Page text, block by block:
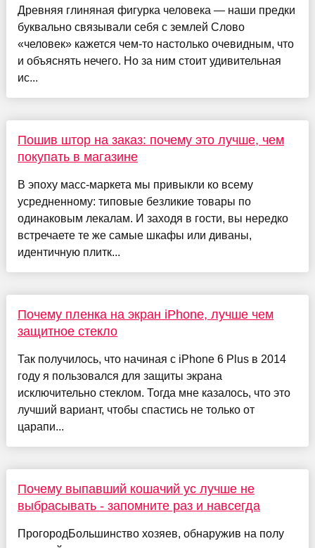
Древняя глиняная фигурка человека — наши предки
буквально связывали себя с землей Слово
«человек» кажется чем-то настолько очевидным, что
и объяснять нечего. Но за ним стоит удивительная
ис...
Пошив штор на заказ: почему это лучше, чем
покупать в магазине
В эпоху масс-маркета мы привыкли ко всему
усредненному: типовые безликие товары по
одинаковым лекалам. И заходя в гости, вы нередко
встречаете те же самые шкафы или диваны,
идентичную плитк...
Почему пленка на экран iPhone, лучше чем
защитное стекло
Так получилось, что начиная с iPhone 6 Plus в 2014
году я пользовался для защиты экрана
исключительно стеклом. Тогда мне казалось, что это
лучший вариант, чтобы спастись не только от
царапи...
Почему выпавший кошачий ус лучше не
выбрасывать - запомните раз и навсегда
ПрогородБольшинство хозяев, обнаружив на полу